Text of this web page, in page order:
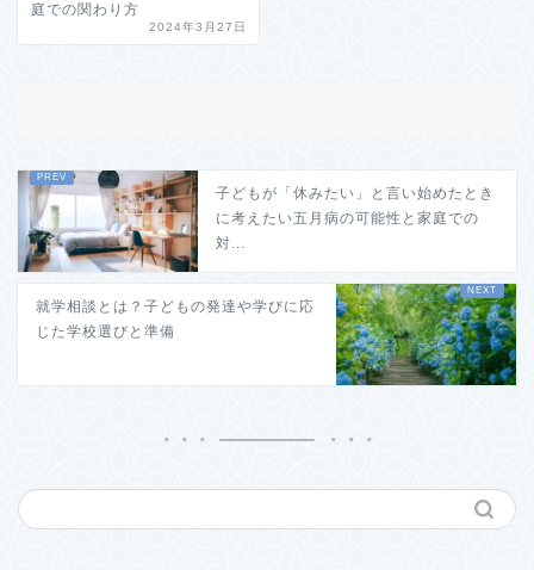
庭での関わり方
2024年3月27日
子どもが「休みたい」と言い始めたとき
に考えたい五月病の可能性と家庭での
対...
就学相談とは？子どもの発達や学びに応
じた学校選びと準備